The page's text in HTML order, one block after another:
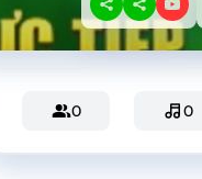
0 0